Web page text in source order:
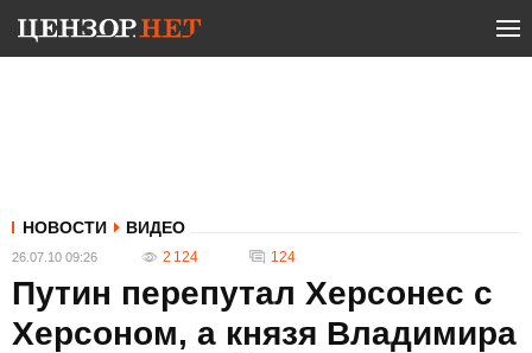
НОВОСТИ ВИДЕО
26.07.10 09:26 2 124 124
Путин перепутал Херсонес с
Херсоном, а князя Владимира